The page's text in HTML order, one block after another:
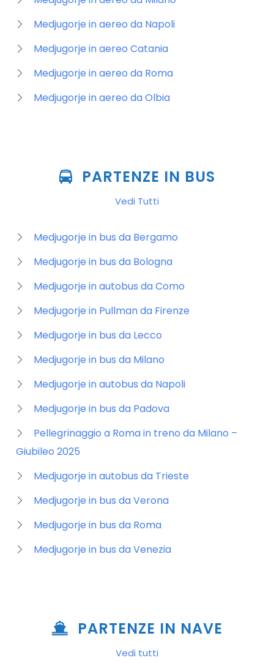
Medjugorje in aereo da Napoli
Medjugorje in aereo Catania
Medjugorje in aereo da Roma
Medjugorje in aereo da Olbia
PARTENZE IN BUS
Vedi Tutti
Medjugorje in bus da Bergamo
Medjugorje in bus da Bologna
Medjugorje in autobus da Como
Medjugorje in Pullman da Firenze
Medjugorje in bus da Lecco
Medjugorje in bus da Milano
Medjugorje in autobus da Napoli
Medjugorje in bus da Padova
Pellegrinaggio a Roma in treno da Milano –
Giubileo 2025
Medjugorje in autobus da Trieste
Medjugorje in bus da Verona
Medjugorje in bus da Roma
Medjugorje in bus da Venezia
PARTENZE IN NAVE
Vedi tutti